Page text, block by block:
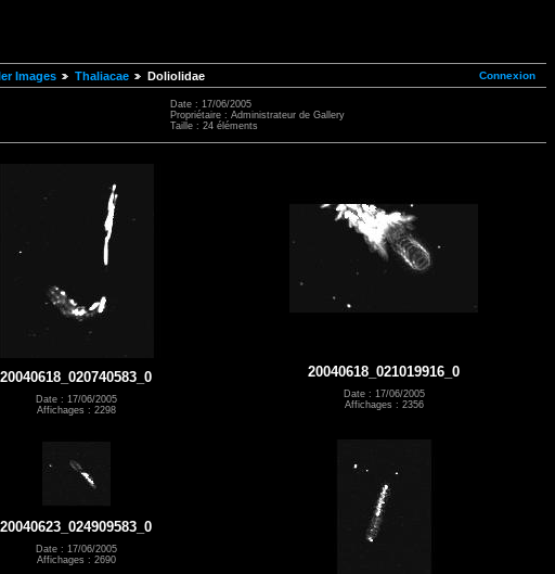
Connexion
Images Thaliacae Doliolidae
Date : 17/06/2005
Propriétaire : Administrateur de Gallery
Taille : 24 éléments
20040618_020740583_0
Date : 17/06/2005
Affichages : 2298
20040618_021019916_0
Date : 17/06/2005
Affichages : 2356
20040623_024909583_0
Date : 17/06/2005
Affichages : 2690